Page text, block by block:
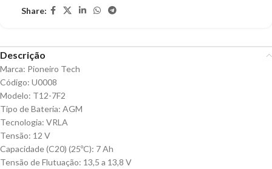
Share:
Descrição
Marca: Pioneiro Tech
Código: U0008
Modelo: T12-7F2
Tipo de Bateria: AGM
Tecnologia: VRLA
Tensão: 12 V
Capacidade (C20) (25ºC): 7 Ah
Tensão de Flutuação: 13,5 a 13,8 V